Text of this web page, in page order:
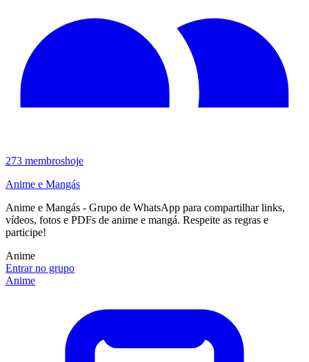
273 membroshoje
Anime e Mangás
Anime e Mangás - Grupo de WhatsApp para compartilhar links,
vídeos, fotos e PDFs de anime e mangá. Respeite as regras e
participe!
Anime
Entrar no grupo
Anime